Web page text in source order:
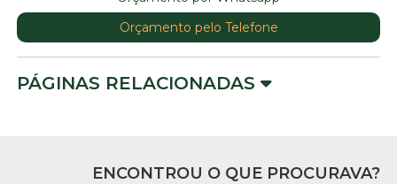
Orçamento pelo Telefone
PÁGINAS RELACIONADAS
ENCONTROU O QUE PROCURAVA?